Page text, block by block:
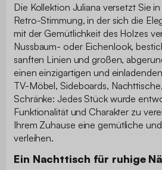
Die Kollektion Juliana versetzt Sie
Retro-Stimmung, in der sich die
mit der Gemütlichkeit des Holzes
Nussbaum- oder Eichenlook,
sanften Linien und großen,
einen einzigartigen und
TV-Möbel, Sideboards,
Schränke: Jedes Stück wurde
Funktionalität und Charakter zu
Ihrem Zuhause eine gemütliche
verleihen.
Ein Nachttisch für ruhige